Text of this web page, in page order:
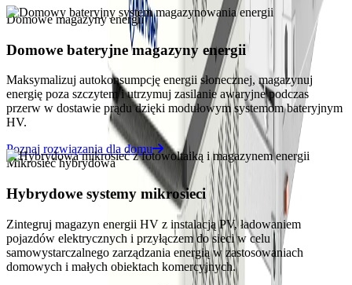
Domowe magazyny energii
Domowe bateryjne magazyny energii
Maksymalizuj autokonsumpcję energii słonecznej, magazynuj
energię poza szczytem i utrzymuj zasilanie awaryjne podczas
przerw w dostawie prądu dzięki modułowym systemom bateryjnym
HV.
Poznaj rozwiązania dla domu
Mikrosieć hybrydowa
Hybrydowe systemy mikrosieci
Zintegruj magazyn energii HV z instalacją PV, ładowaniem
pojazdów elektrycznych i przyłączem do sieci w celu
samowystarczalnego zarządzania energią w zastosowaniach
domowych i małych obiektach komercyjnych.